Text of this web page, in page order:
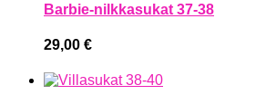
Barbie-nilkkasukat 37-38
29,00 €